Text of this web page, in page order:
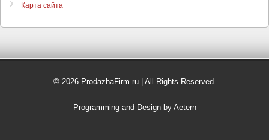
Карта сайта
© 2026 ProdazhaFirm.ru | All Rights Reserved.
Programming and Design by Aetern